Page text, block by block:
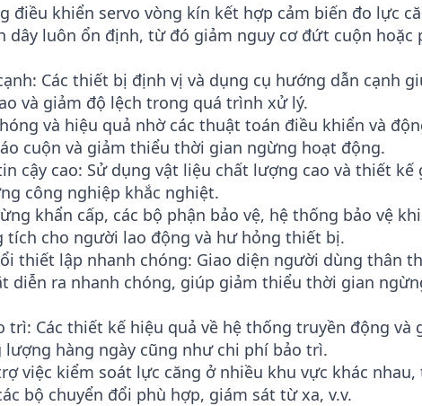
Khả năng tùy chỉnh mạnh mẽ: Có
cụ thể của khách hàng về kích thước
giám sát từ xa, v.v.).
Máy cuộn dây kim loại này cung cấp
tốc độ cao và hệ thống giám sát
sản xuất của toàn bộ dây chuyền.
Tương thích với nhiều loại cuộn dây kim
dụng, đồng thời đảm bảo an toàn và độ
các dây chuyền cắt dây quy mô trung
điều khiển servo vòng kín kết hợp cảm biến đo lực
dây luôn ổn định, từ đó giảm nguy cơ đứt cuộn hoặc
Các thiết bị định vị và dụng cụ hướng dẫn cạnh
và giảm độ lệch trong quá trình xử lý.
và hiệu quả nhờ các thuật toán điều khiển và
cuộn và giảm thiểu thời gian ngừng hoạt động.
cậy cao: Sử dụng vật liệu chất lượng cao và thiết kế
công nghiệp khắc nghiệt.
khẩn cấp, các bộ phận bảo vệ, hệ thống bảo vệ
cho người lao động và hư hỏng thiết bị.
thiết lập nhanh chóng: Giao diện người dùng thân
diễn ra nhanh chóng, giúp giảm thiểu thời gian
Các thiết kế hiệu quả về hệ thống truyền động và
hàng ngày cũng như chi phí bảo trì.
việc kiểm soát lực căng ở nhiều khu vực khác nhau,
bộ chuyển đổi phù hợp, giám sát từ xa, v.v.